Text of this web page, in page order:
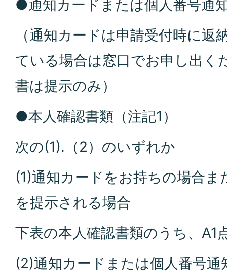
●通知カードまたは個人番号通
（通知カードは申請受付時に返
ている場合は窓口でお申し出く
書は提示のみ）
●本人確認書類（注記1）
次の(1).（2）のいずれか
(1)通知カードをお持ちの場合ま
を提示される場合
下表の本人確認書類のうち、A1
(2)通知カードまたは個人番号